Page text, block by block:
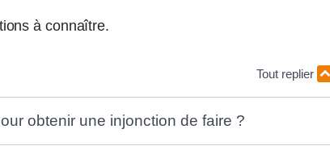
à connaître.
Tout replier
obtenir une injonction de faire ?